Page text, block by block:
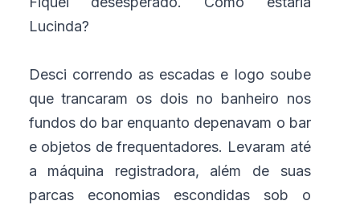
Lucinda?
Desci correndo as escadas e logo soube
que trancaram os dois no banheiro nos
fundos do bar enquanto depenavam o bar
e objetos de frequentadores. Levaram até
a máquina registradora, além de suas
parcas economias escondidas sob o